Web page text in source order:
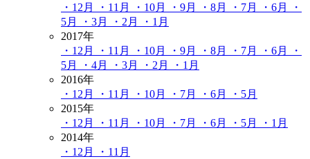
・12月
・11月 ・10月 ・9月 ・8月 ・7月 ・6月
・
5月
・3月 ・2月
・1月
2017年
・12月
・11月 ・10月 ・9月 ・8月 ・7月 ・6月
・
5月
・4月 ・3月 ・2月
・1月
2016年
・12月
・11月 ・10月 ・7月 ・6月
・5月
2015年
・12月
・11月 ・10月 ・7月 ・6月 ・5月
・1月
2014年
・12月
・11月